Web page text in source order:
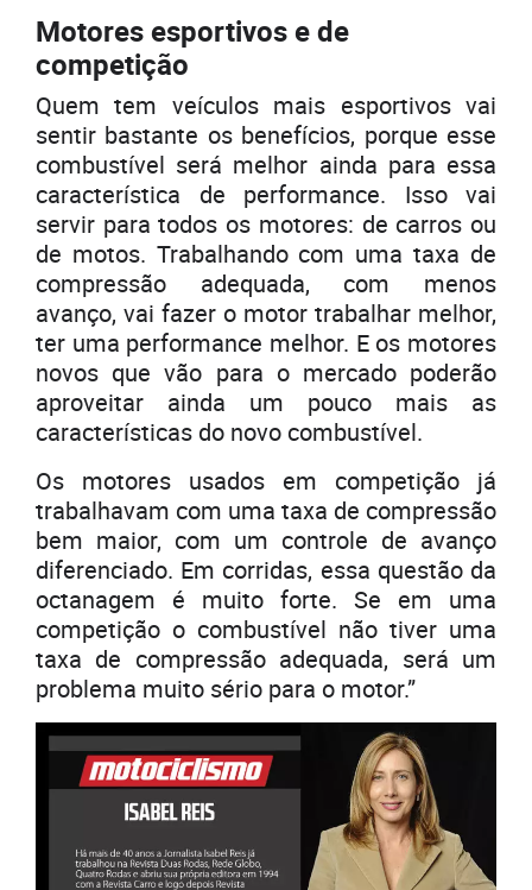
Motores esportivos e de
competição
Quem tem veículos mais esportivos vai
sentir bastante os benefícios, porque esse
combustível será melhor ainda para essa
característica de performance. Isso vai
servir para todos os motores: de carros ou
de motos. Trabalhando com uma taxa de
compressão adequada, com menos
avanço, vai fazer o motor trabalhar melhor,
ter uma performance melhor. E os motores
novos que vão para o mercado poderão
aproveitar ainda um pouco mais as
características do novo combustível.
Os motores usados em competição já
trabalhavam com uma taxa de compressão
bem maior, com um controle de avanço
diferenciado. Em corridas, essa questão da
octanagem é muito forte. Se em uma
competição o combustível não tiver uma
taxa de compressão adequada, será um
problema muito sério para o motor.”